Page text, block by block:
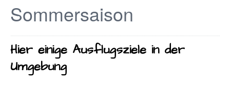
Sommersaison
Hier einige Ausflugsziele in der
Umgebung